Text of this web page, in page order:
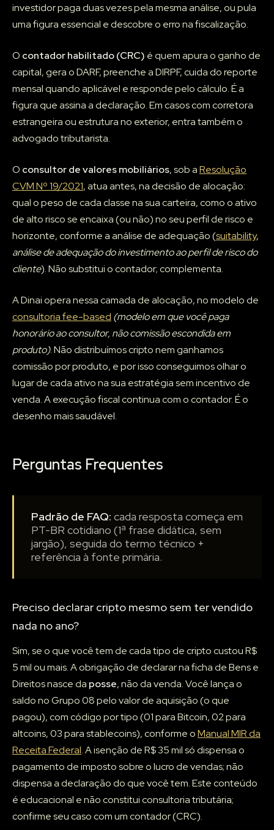
investidor paga duas vezes pela mesma análise, ou pula
uma figura essencial e descobre o erro na fiscalização.
O contador habilitado (CRC) é quem apura o ganho de
capital, gera o DARF, preenche a DIRPF, cuida do reporte
mensal quando aplicável e responde pelo cálculo. É a
figura que assina a declaração. Em casos com corretora
estrangeira ou estrutura no exterior, entra também o
advogado tributarista.
O consultor de valores mobiliários, sob aResolução
CVM Nº 19/2021, atua antes, na decisão de alocação:
qual o peso de cada classe na sua carteira, como o ativo
de alto risco se encaixa (ou não) no seu perfil de risco e
horizonte, conforme a análise de adequação (suitability,
análise de adequação do investimento ao perfil de risco do
cliente). Não substitui o contador; complementa.
A Dinai opera nessa camada de alocação, no modelo de
consultoria fee-based (modelo em que você paga
honorário ao consultor, não comissão escondida em
produto). Não distribuímos cripto nem ganhamos
comissão por produto, e por isso conseguimos olhar o
lugar de cada ativo na sua estratégia sem incentivo de
venda. A execução fiscal continua com o contador. É o
desenho mais saudável.
Perguntas Frequentes
Padrão de FAQ: cada resposta começa em
PT-BR cotidiano (1ª frase didática, sem
jargão), seguida do termo técnico +
referência à fonte primária.
Preciso declarar cripto mesmo sem ter vendido
nada no ano?
Sim, se o que você tem de cada tipo de cripto custou R$
5 mil ou mais. A obrigação de declarar na ficha de Bens e
Direitos nasce da posse, não da venda. Você lança o
saldo no Grupo 08 pelo valor de aquisição (o que
pagou), com código por tipo (01 para Bitcoin, 02 para
altcoins, 03 para stablecoins), conforme oManual MIR da
Receita Federal. A isenção de R$ 35 mil só dispensa o
pagamento de imposto sobre o lucro de vendas; não
dispensa a declaração do que você tem. Este conteúdo
é educacional e não constitui consultoria tributária;
confirme seu caso com um contador (CRC).